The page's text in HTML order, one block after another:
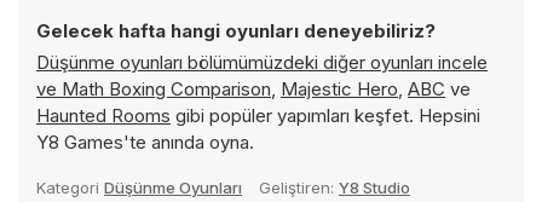
Gelecek hafta hangi oyunları deneyebiliriz?
Düşünme oyunları bölümümüzdeki diğer oyunları incele
ve Math Boxing Comparison, Majestic Hero, ABC ve
Haunted Rooms gibi popüler yapımları keşfet. Hepsini
Y8 Games'te anında oyna.
Kategori Düşünme Oyunları Geliştiren: Y8 Studio